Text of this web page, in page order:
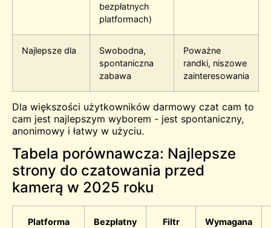
bezpłatnych
platformach)
Najlepsze dla
Swobodna,
spontaniczna
zabawa
Poważne
randki, niszowe
zainteresowania
Dla większości użytkowników darmowy czat cam to
cam jest najlepszym wyborem - jest spontaniczny,
anonimowy i łatwy w użyciu.
Tabela porównawcza: Najlepsze
strony do czatowania przed
kamerą w 2025 roku
Platforma
Bezpłatny
Filtr
Wymagana